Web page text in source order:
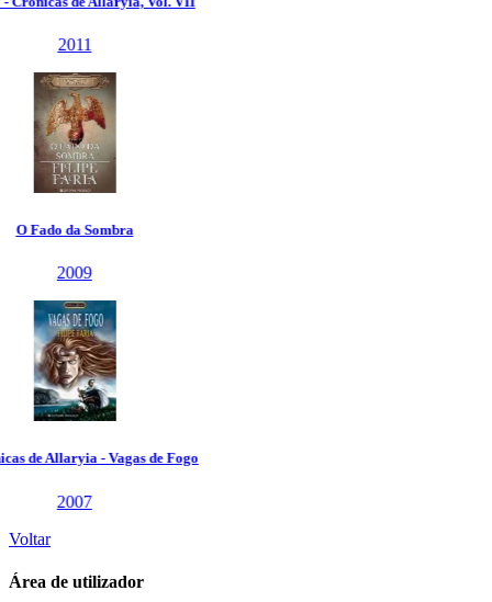
Voltar
Área de utilizador